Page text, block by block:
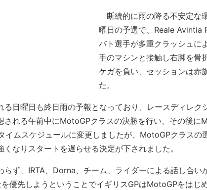
断続的に雨の降る不安定な
曜日の予選で、Reale Avintia
バト選手が多重クラッシュに
手のマシンと接触し右脚を骨
ケガを負い、セッションは赤
た。
日曜日も終日雨の予報となっており、レースディレク
される午前中にMotoGPクラスの決勝を行い、その後に
イムスケジュールに変更しましたが、MotoGPクラスの
なりスタートを遅らせる決定が下されました。
ず、IRTA、Dorna、チーム、ライダーによる話し合い
優先しようということでイギリスGPはMotoGPをはじ